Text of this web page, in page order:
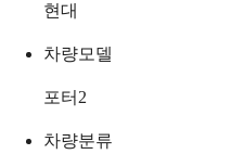
현대
차량모델
포터2
차량분류